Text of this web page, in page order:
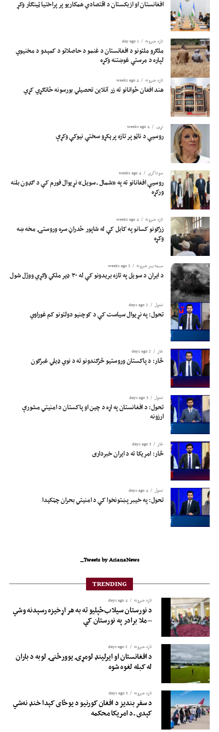
افغانستان او ازبکستان د اقتصادي همکاریو پر پراختیا ټینګار وکړ
تازه خبرونه 1 day ago
ملګرو ملتونو د افغانستان د غنمو د حاصلاتو د کمېدو د مخنیوي
لپاره د مرستې غوښتنه وکړه
تازه خبرونه 4 weeks ago
هند افغان ځوانانو ته زر آنلاین تحصیلي بورسونه ځانګړي کړي
نړۍ 4 weeks ago
روسیې د ناټو پر تازه پرېکړو سختې نیوکې وکړې
سوداگري 4 weeks ago
روسیې افغانانو ته په «شمال ـ سویل» نړیوال فورم کې د ګډون بلنه
ورکړه
تازه خبرونه 4 weeks ago
زرګونو کسانو په کابل کې له شاپور ځدراڼ سره وروستۍ مخه ښه
وکړه
سیمه ییز خبرونه 3 weeks ago
د ایران د سویل په تازه بریدونو کې له ۳۰ ډېر ملکي وګړي ووژل شول
تحول 2 days ago
تحول: په نړیوال سیاست کې د کوچنیو دولتونو کم غوراوي
څار 2 days ago
څار: د پاکستان وروستیو څرګندونو ته د نوي ډیلي غبرګون
تحول 3 days ago
تحول: د افغانستان په اړه د چین او پاکستان د امنیتي مشورې
ارزونه
څار 3 days ago
څار: امریکا ته د ایران خبرداری
تحول 4 days ago
تحول: په خیبر پښتونخوا کې د امنیتي بحران چټکېدا
Tweets by ArianaNews_
TRENDING
تازه خبرونه 4 days ago
د نورستان سیلاب‌ځپلیو ته به هر اړخیزه رسېدنه وشي
– ملا برادر په نورستان کې
تازه خبرونه 2 days ago
د افغانستان او ایرلینډ لومړۍ یوورځنۍ لوبه د باران
له کبله لغوه شوه
تازه خبرونه 3 days ago
د سفر بندیز د افغان کورنیو د یوځای کېدا خنډ نه‌شي
کېدی ـ د امریکا محکمه